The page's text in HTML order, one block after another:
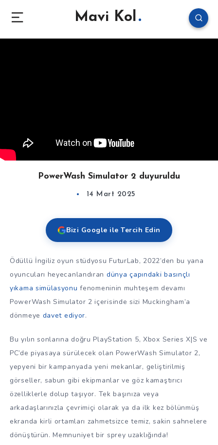
Mavi Kol
PowerWash Simulator 2 duyuruldu
14 Mart 2025
Bizi Google ile Tercih Edin
Ödüllü İngiliz oyun stüdyosu FuturLab, 2022’den bu yana
oyuncuları heyecanlandıran dünya çapındaki basınçlı
yıkama simülasyonu fenomeninin muhteşem devamı
PowerWash Simulator 2 içerisinde sizi Muckingham’a
dönmeye davet ediyor.
Bu yılın sonlarına doğru PlayStation 5, Xbox Series X|S ve
PC’de piyasaya sürülecek olan PowerWash Simulator 2,
yepyeni bir kampanyada yeni mekanlar, geliştirilmiş
görseller, sabun gibi ekipmanlar ve göz kamaştırıcı
özelliklerle dolup taşıyor. Tek başınıza veya
arkadaşlarınızla çevrimiçi olarak ya da ilk kez bölünmüş
ekranda kirli ortamları zahmetsizce temiz, sakin sahnelere
dönüştürün. Memnuniyet bir sprey uzaklığında!